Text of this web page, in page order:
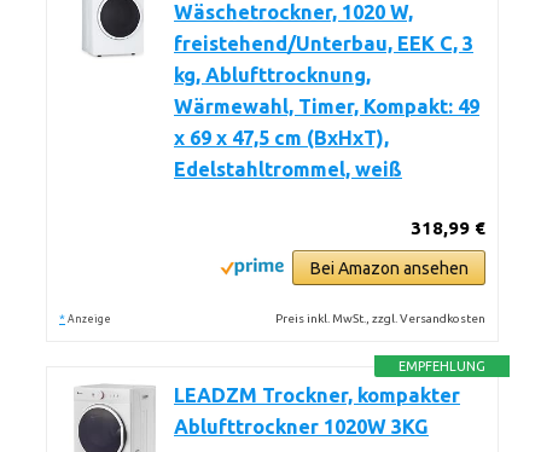
Wäschetrockner, 1020 W,
freistehend/Unterbau, EEK C, 3
kg, Ablufttrocknung,
Wärmewahl, Timer, Kompakt: 49
x 69 x 47,5 cm (BxHxT),
Edelstahltrommel, weiß
318,99 €
Bei Amazon ansehen
* Anzeige Preis inkl. MwSt., zzgl. Versandkosten
EMPFEHLUNG
LEADZM Trockner, kompakter
Ablufttrockner 1020W 3KG